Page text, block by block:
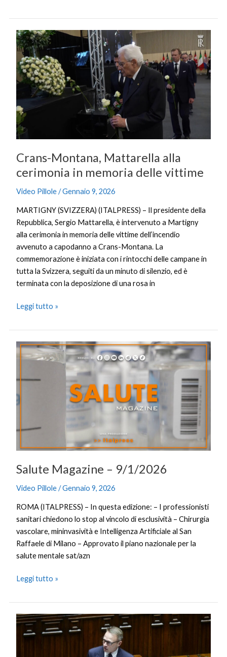
Crans-Montana, Mattarella alla
cerimonia in memoria delle vittime
Video Pillole/Gennaio 9, 2026
MARTIGNY (SVIZZERA) (ITALPRESS) – Il presidente della
Repubblica, Sergio Mattarella, è intervenuto a Martigny
alla cerimonia in memoria delle vittime dell’incendio
avvenuto a capodanno a Crans-Montana. La
commemorazione è iniziata con i rintocchi delle campane in
tutta la Svizzera, seguiti da un minuto di silenzio, ed è
terminata con la deposizione di una rosa in
Crans-
Montana,
Mattarella
alla
cerimonia
memoria
delle
vittime
Leggi tutto »
Salute Magazine – 9/1/2026
Video Pillole/Gennaio 9, 2026
ROMA (ITALPRESS) – In questa edizione: – I professionisti
sanitari chiedono lo stop al vincolo di esclusività – Chirurgia
vascolare, mininvasività e Intelligenza Artificiale al San
Raffaele di Milano – Approvato il piano nazionale per la
salute mentale sat/azn
Salute
Magazine
9/1/2026
Leggi tutto »
Lollobrigida
“Accordo